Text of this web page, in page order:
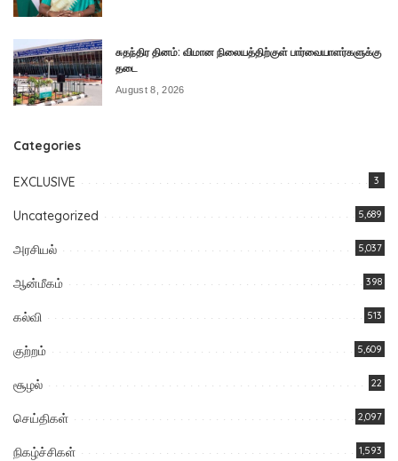
சுதந்திர தினம்: விமான நிலையத்திற்குள் பார்வையாளர்களுக்கு
தடை
August 8, 2026
Categories
EXCLUSIVE 3
Uncategorized 5,689
அரசியல் 5,037
ஆன்மீகம் 398
கல்வி 513
குற்றம் 5,609
சூழல் 22
செய்திகள் 2,097
நிகழ்ச்சிகள் 1,593